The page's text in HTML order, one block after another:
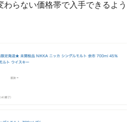
らない価格帯で入手できるよう